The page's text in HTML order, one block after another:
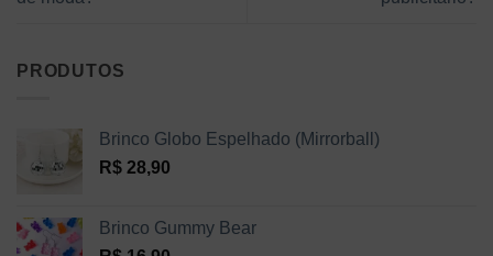
PRODUTOS
Brinco Globo Espelhado (Mirrorball)
R$ 28,90
Brinco Gummy Bear